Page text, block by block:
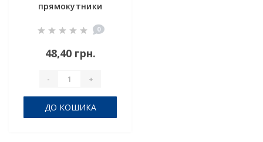
прямокутники
0
48,40 грн.
- +
ДО КОШИКА